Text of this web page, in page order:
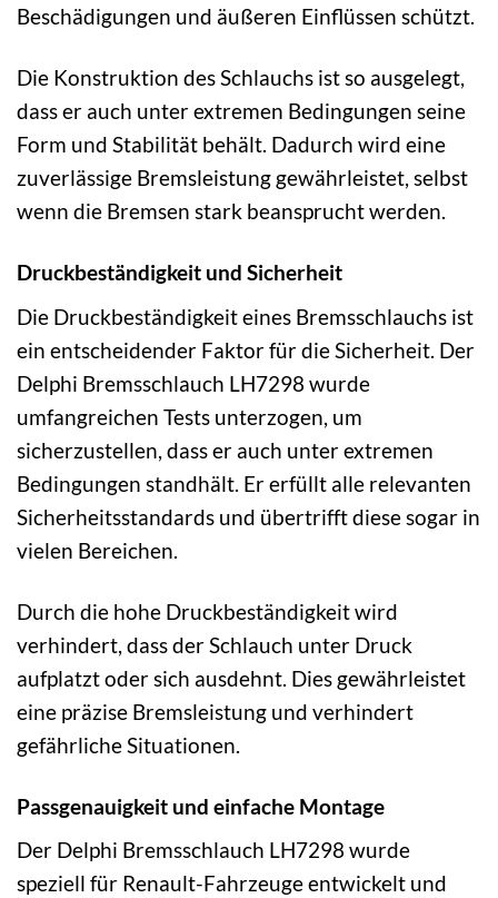
Beschädigungen und äußeren Einflüssen schützt.
Die Konstruktion des Schlauchs ist so ausgelegt,
dass er auch unter extremen Bedingungen seine
Form und Stabilität behält. Dadurch wird eine
zuverlässige Bremsleistung gewährleistet, selbst
wenn die Bremsen stark beansprucht werden.
Druckbeständigkeit und Sicherheit
Die Druckbeständigkeit eines Bremsschlauchs ist
ein entscheidender Faktor für die Sicherheit. Der
Delphi Bremsschlauch LH7298 wurde
umfangreichen Tests unterzogen, um
sicherzustellen, dass er auch unter extremen
Bedingungen standhält. Er erfüllt alle relevanten
Sicherheitsstandards und übertrifft diese sogar in
vielen Bereichen.
Durch die hohe Druckbeständigkeit wird
verhindert, dass der Schlauch unter Druck
aufplatzt oder sich ausdehnt. Dies gewährleistet
eine präzise Bremsleistung und verhindert
gefährliche Situationen.
Passgenauigkeit und einfache Montage
Der Delphi Bremsschlauch LH7298 wurde
speziell für Renault-Fahrzeuge entwickelt und